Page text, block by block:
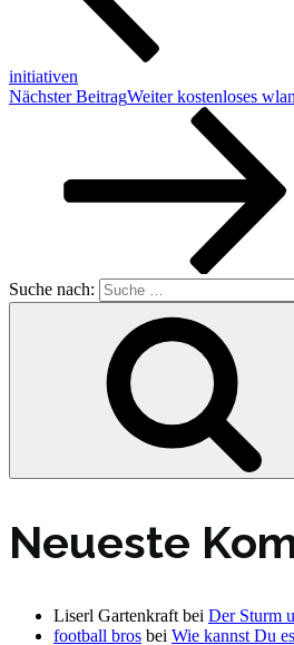
initiativen
Nächster BeitragWeiter kostenloses wlan
Suche nach:
Neueste
Liserl Gartenkraft bei Der Sturm
football bros bei Wie kannst Du